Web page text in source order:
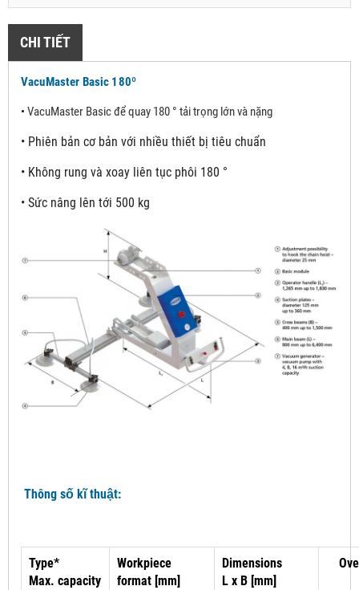
CHI TIẾT
VacuMaster Basic 180º
• VacuMaster Basic để quay 180 ° tải trọng lớn và nặng
• Phiên bản cơ bản với nhiều thiết bị tiêu chuẩn
• Không rung và xoay liên tục phôi 180 °
• Sức nâng lên tới 500 kg
Thông số kĩ thuật:
Type*
Max. capacity
Workpiece
format [mm]
Dimensions
L x B [mm]